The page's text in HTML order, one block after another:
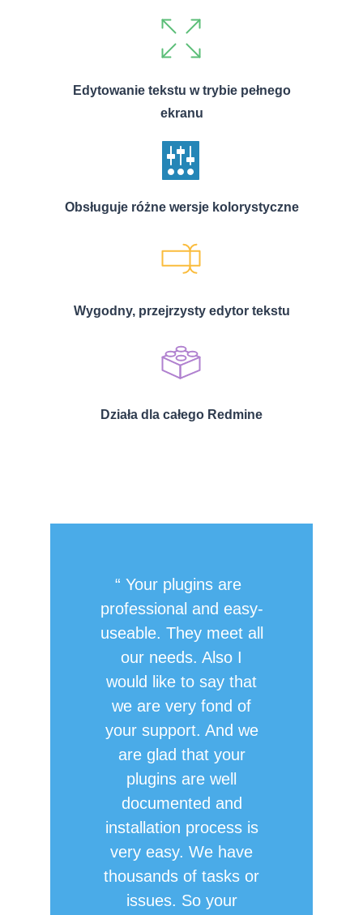
Edytowanie tekstu w trybie pełnego
ekranu
Obsługuje różne wersje kolorystyczne
Wygodny, przejrzysty edytor tekstu
Działa dla całego Redmine
Your plugins are
professional and easy-
useable. They meet all
our needs. Also I
would like to say that
we are very fond of
your support. And we
are glad that your
plugins are well
documented and
installation process is
very easy. We have
thousands of tasks or
issues. So your